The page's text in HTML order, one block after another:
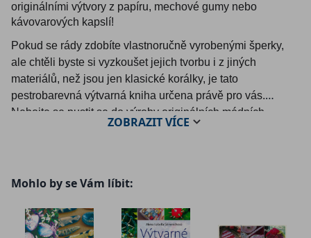
originálními výtvory z papíru, mechové gumy nebo
kávovarových kapslí!
Pokud se rády zdobíte vlastnoručně vyrobenými šperky,
ale chtěli byste si vyzkoušet jejich tvorbu i z jiných
materiálů, než jsou jen klasické korálky, je tato
pestrobarevná výtvarná kniha určena právě pro vás.
Nebojte se pustit se do výroby originálních módních
doplňků (náušnice, náhrdelníky, brože, sponky, náramky a
netradičního šperkařského materiálů jako jsou kávovarové
ZOBRAZITVÍCE
Mohlo by se Vám líbit: